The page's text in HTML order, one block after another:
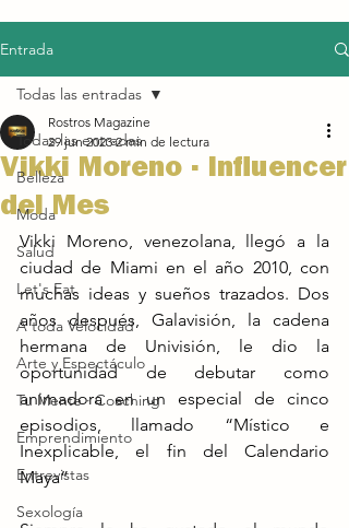
Entrada
Todas las entradas
Belleza
Moda
Salud
Let's Eat
A toda Velocidad
Arte y Espectáculo
Tu Mente · Coaching
Emprendimiento
Entrevistas
Sexología
Todas las entradas
Vikki Moreno · Influencer
del Mes
Rostros Magazine
29 jun 2023 2 min de lectura
Vikki Moreno, venezolana, llegó a la
ciudad de Miami en el año 2010, con
muchas ideas y sueños trazados. Dos
años después, Galavisión, la cadena
hermana de Univisión, le dio la
oportunidad de debutar como
animadora en un especial de cinco
episodios, llamado “Místico e
Inexplicable, el fin del Calendario
Maya”